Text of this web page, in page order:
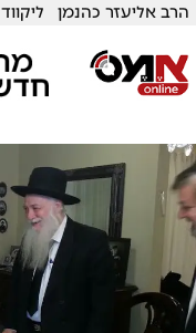
הרב אליעזר כהנמן ליקווד